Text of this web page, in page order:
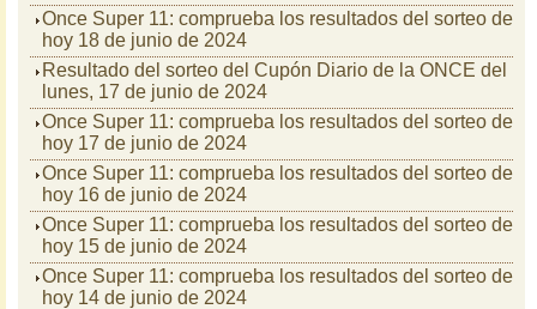
Once Super 11: comprueba los resultados del sorteo de
hoy 18 de junio de 2024
Resultado del sorteo del Cupón Diario de la ONCE del
lunes, 17 de junio de 2024
Once Super 11: comprueba los resultados del sorteo de
hoy 17 de junio de 2024
Once Super 11: comprueba los resultados del sorteo de
hoy 16 de junio de 2024
Once Super 11: comprueba los resultados del sorteo de
hoy 15 de junio de 2024
Once Super 11: comprueba los resultados del sorteo de
hoy 14 de junio de 2024